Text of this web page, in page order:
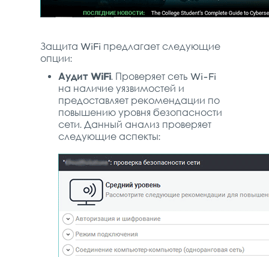
Защита WiFi предлагает следующие
опции:
Аудит WiFi. Проверяет сеть Wi-Fi
на наличие уязвимостей и
предоставляет рекомендации по
повышению уровня безопасности
сети. Данный анализ проверяет
следующие аспекты: